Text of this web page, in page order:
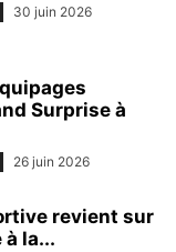
30 juin 2026
Surprise à
26 juin 2026
revient sur
à la...